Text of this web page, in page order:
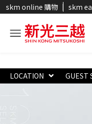
skm online 購物 skm
LOCATION GUEST